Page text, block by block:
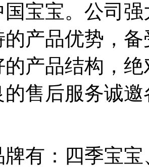
宝宝。公司
的产品优势，
产品结构，
售后服务诚
有：四季宝